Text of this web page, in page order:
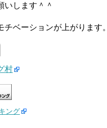
いします＾＾
チベーションが上がります。
村
ング